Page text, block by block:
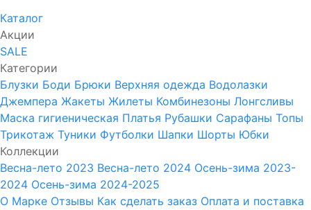
Каталог
Акции
SALE
Категории
Блузки Боди Брюки Верхняя одежда Водолазки
Джемпера Жакеты Жилеты Комбинезоны Лонгсливы
Маска гигиеническая Платья Рубашки Сарафаны Топы
Трикотаж Туники Футболки Шапки Шорты Юбки
Коллекции
Весна-лето 2023 Весна-лето 2024 Осень-зима 2023-
2024 Осень-зима 2024-2025
О Марке Отзывы Как сделать заказ Оплата и поставка